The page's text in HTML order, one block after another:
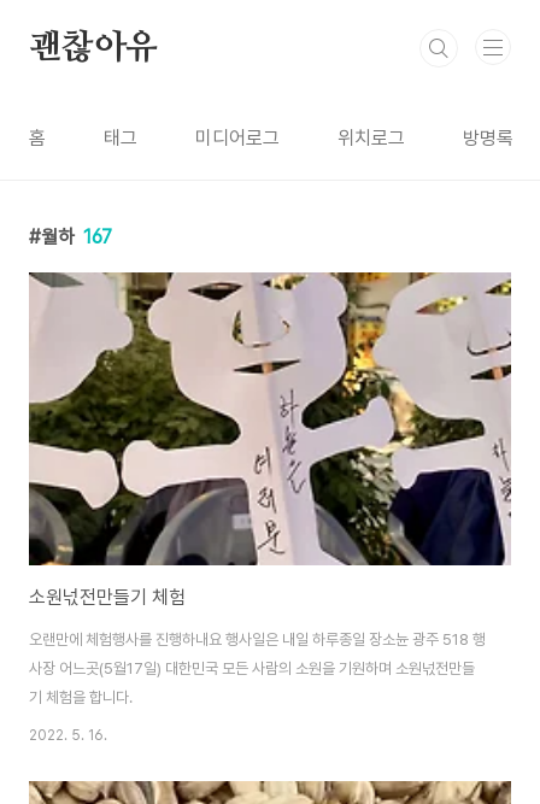
괜찮아유
홈 태그 미디어로그 위치로그 방명록
월하 167
소원넋전만들기 체험
오랜만에 체험행사를 진행하내요 행사일은 내일 하루종일 장소뉸 광주 518 행
사장 어느곳(5월17일) 대한민국 모든 사람의 소원을 기원하며 소원넋전만들
기 체험을 합니다.
2022. 5. 16.